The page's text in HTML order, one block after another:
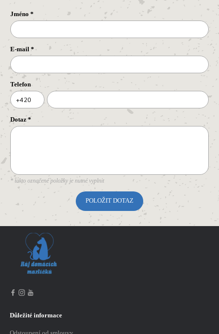
Jméno *
E-mail *
Telefon
+420
Dotaz*
* takto označené položky je nutné vyplnit
Důležité informace